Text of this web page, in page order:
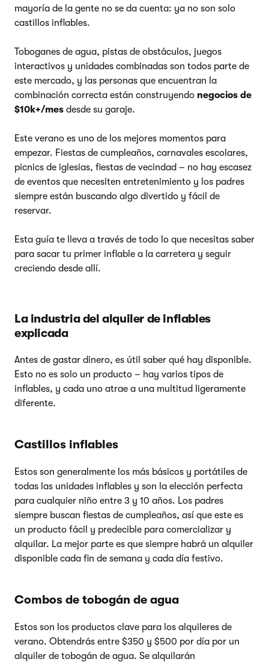
mayoría de la gente no se da cuenta: ya no son solo
castillos inflables.
Toboganes de agua, pistas de obstáculos, juegos
interactivos y unidades combinadas son todos parte de
este mercado, y las personas que encuentran la
combinación correcta están construyendo negocios de
$10k+/mes desde su garaje.
Este verano es uno de los mejores momentos para
empezar. Fiestas de cumpleaños, carnavales escolares,
picnics de iglesias, fiestas de vecindad – no hay escasez
de eventos que necesiten entretenimiento y los padres
siempre están buscando algo divertido y fácil de
reservar.
Esta guía te lleva a través de todo lo que necesitas saber
para sacar tu primer inflable a la carretera y seguir
creciendo desde allí.
La industria del alquiler de inflables
explicada
Antes de gastar dinero, es útil saber qué hay disponible.
Esto no es solo un producto – hay varios tipos de
inflables, y cada uno atrae a una multitud ligeramente
diferente.
Castillos inflables
Estos son generalmente los más básicos y portátiles de
todas las unidades inflables y son la elección perfecta
para cualquier niño entre 3 y 10 años. Los padres
siempre buscan fiestas de cumpleaños, así que este es
un producto fácil y predecible para comercializar y
alquilar. La mejor parte es que siempre habrá un alquiler
disponible cada fin de semana y cada día festivo.
Combos de tobogán de agua
Estos son los productos clave para los alquileres de
verano. Obtendrás entre $350 y $500 por día por un
alquiler de tobogán de agua. Se alquilarán